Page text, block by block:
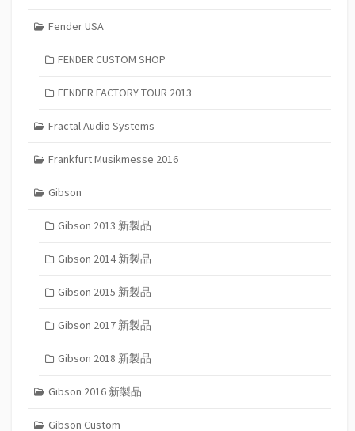
Fender USA
FENDER CUSTOM SHOP
FENDER FACTORY TOUR 2013
Fractal Audio Systems
Frankfurt Musikmesse 2016
Gibson
Gibson 2013 新製品
Gibson 2014 新製品
Gibson 2015 新製品
Gibson 2017 新製品
Gibson 2018 新製品
Gibson 2016 新製品
Gibson Custom